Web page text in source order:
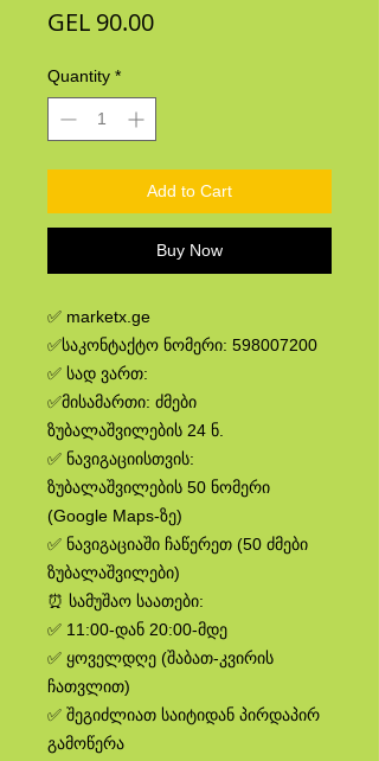
GEL 90.00Price
Quantity *
Add to Cart
Buy Now
✅ marketx.ge
✅საკონტაქტო ნომერი: 598007200
✅ სად ვართ:
✅მისამართი: ძმები
ზუბალაშვილების 24 ნ.
✅ ნავიგაციისთვის:
ზუბალაშვილების 50 ნომერი
(Google Maps-ზე)
✅ ნავიგაციაში ჩაწერეთ (50 ძმები
ზუბალაშვილები)
⏰ სამუშაო საათები:
✅ 11:00-დან 20:00-მდე
✅ ყოველდღე (შაბათ-კვირის
ჩათვლით)
✅ შეგიძლიათ საიტიდან პირდაპირ
გამოწერა